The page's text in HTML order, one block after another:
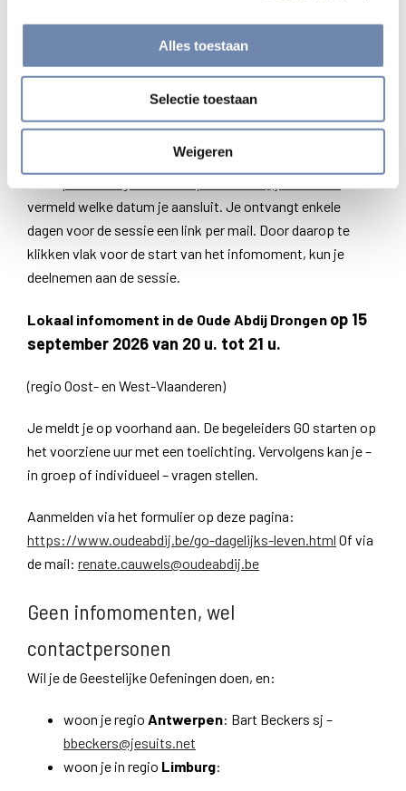
Alles toestaan
Selectie toestaan
Weigeren
De begeleiders GO starten op het voorziene uur met een
toelichting. Vervolgens kan je – in groep of individueel –
vragen stellen.
Deelnemen? Stuur een mail
vermeld welke datum je aansluit. Je ontvangt enkele
dagen voor de sessie een link per mail. Door daarop te
klikken vlak voor de start van het infomoment, kun je
deelnemen aan de sessie.
Lokaal infomoment in de Oude Abdij Drongen op 15
september 2026 van 20 u. tot 21 u.
(regio Oost- en West-Vlaanderen)
Je meldt je op voorhand aan. De begeleiders GO starten op
het voorziene uur met een toelichting. Vervolgens kan je –
in groep of individueel – vragen stellen.
Aanmelden via het formulier op deze pagina:
https://www.oudeabdij.be/go-dagelijks-leven.html Of via
de mail: renate.cauwels@oudeabdij.be
Geen infomomenten, wel
contactpersonen
Wil je de Geestelijke Oefeningen doen, en:
woon je regio Antwerpen: Bart Beckers sj –
bbeckers@jesuits.net
woon je in regio Limburg: